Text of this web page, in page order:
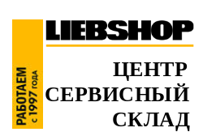
ЦЕНТР
СЕРВИСНЫЙ
СКЛАД